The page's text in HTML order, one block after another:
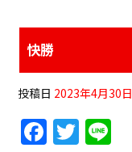
快勝
投稿日 2023年4月30日
F T